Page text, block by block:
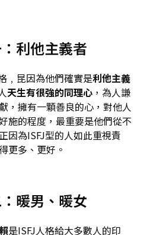
利他主義者
﹐昆因為他們確實是利他主義
天生有很強的同理心 ，為人謙
，擁有一顆善良的心，對他人
施的程度，最重要是他們從不
因為ISFJ型的人如此重視責
更多、更好。
暖男、暖女
是ISFJ人格給大多數人的印